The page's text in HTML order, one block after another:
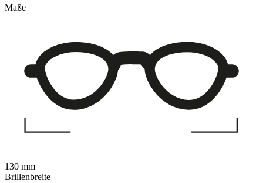
Maße
130 mm
Brillenbreite